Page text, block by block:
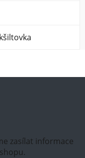
zasílat informace